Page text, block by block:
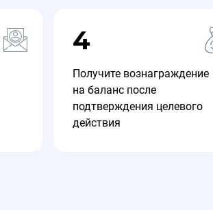
4
Получите вознаграждение
на баланс после
подтверждения целевого
действия